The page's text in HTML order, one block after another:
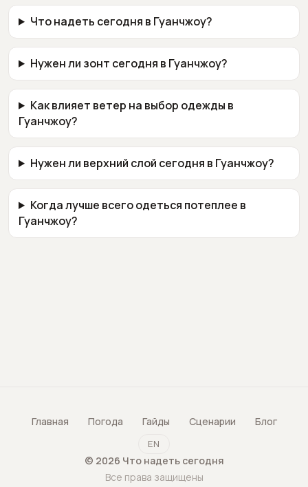
Что надеть сегодня в Гуанчжоу?
Нужен ли зонт сегодня в Гуанчжоу?
Как влияет ветер на выбор одежды в
Гуанчжоу?
Нужен ли верхний слой сегодня в Гуанчжоу?
Когда лучше всего одеться потеплее в
Гуанчжоу?
Главная Погода Гайды Сценарии Блог
EN
© 2026 Что надеть сегодня
Все права защищены